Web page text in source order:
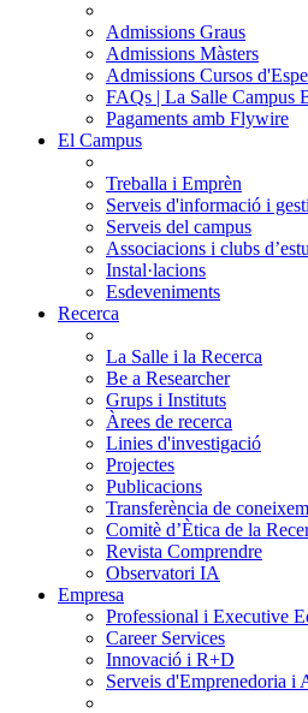
Admissions Graus
Admissions Màsters
Admissions Cursos
FAQs | La Salle Campus
Pagaments amb Flywire
El Campus
Treballa i Emprèn
Serveis d'informació i
Serveis del campus
Associacions i clubs
Instal·lacions
Esdeveniments
Recerca
La Salle i la Recerca
Be a Researcher
Grups i Instituts
Àrees de recerca
Linies d'investigació
Projectes
Publicacions
Transferència de
Comitè d’Ètica de la
Revista Comprendre
Observatori IA
Empresa
Professional i Executive
Career Services
Innovació i R+D
Serveis d'Emprenedoria i